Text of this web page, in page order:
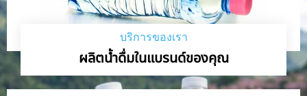
บริการของเรา
ผลิตน้ำดื่มในแบรนด์ของคุณ